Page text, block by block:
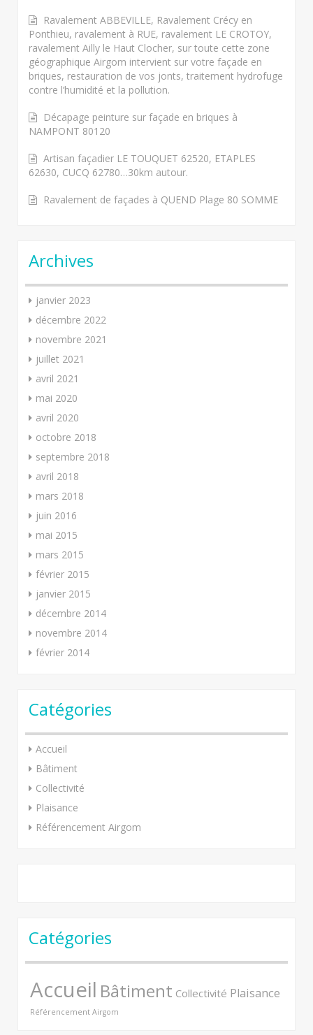
Ravalement ABBEVILLE, Ravalement Crécy en
Ponthieu, ravalement à RUE, ravalement LE CROTOY,
ravalement Ailly le Haut Clocher, sur toute cette zone
géographique Airgom intervient sur votre façade en
briques, restauration de vos jonts, traitement hydrofuge
contre l’humidité et la pollution.
Décapage peinture sur façade en briques à
NAMPONT 80120
Artisan façadier LE TOUQUET 62520, ETAPLES
62630, CUCQ 62780…30km autour.
Ravalement de façades à QUEND Plage 80 SOMME
Archives
janvier 2023
décembre 2022
novembre 2021
juillet 2021
avril 2021
mai 2020
avril 2020
octobre 2018
septembre 2018
avril 2018
mars 2018
juin 2016
mai 2015
mars 2015
février 2015
janvier 2015
décembre 2014
novembre 2014
février 2014
Catégories
Accueil
Bâtiment
Collectivité
Plaisance
Référencement Airgom
Catégories
Accueil Bâtiment Collectivité Plaisance
Référencement Airgom